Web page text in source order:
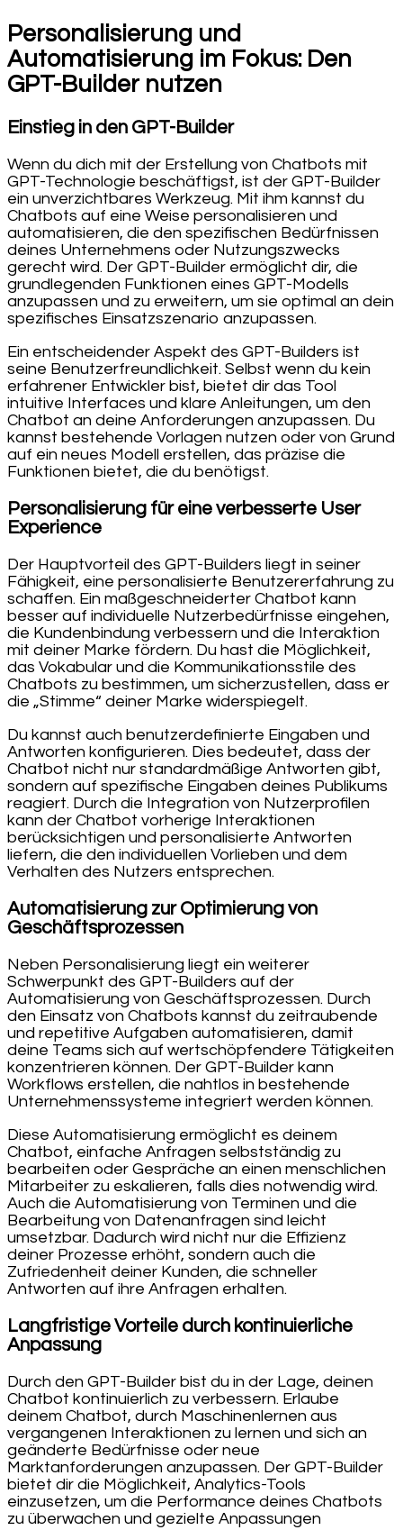
Personalisierung und
Automatisierung im Fokus: Den
GPT-Builder nutzen
Einstieg in den GPT-Builder
Wenn du dich mit der Erstellung von Chatbots mit
GPT-Technologie beschäftigst, ist der GPT-Builder
ein unverzichtbares Werkzeug. Mit ihm kannst du
Chatbots auf eine Weise personalisieren und
automatisieren, die den spezifischen Bedürfnissen
deines Unternehmens oder Nutzungszwecks
gerecht wird. Der GPT-Builder ermöglicht dir, die
grundlegenden Funktionen eines GPT-Modells
anzupassen und zu erweitern, um sie optimal an dein
spezifisches Einsatzszenario anzupassen.
Ein entscheidender Aspekt des GPT-Builders ist
seine Benutzerfreundlichkeit. Selbst wenn du kein
erfahrener Entwickler bist, bietet dir das Tool
intuitive Interfaces und klare Anleitungen, um den
Chatbot an deine Anforderungen anzupassen. Du
kannst bestehende Vorlagen nutzen oder von Grund
auf ein neues Modell erstellen, das präzise die
Funktionen bietet, die du benötigst.
Personalisierung für eine verbesserte User
Experience
Der Hauptvorteil des GPT-Builders liegt in seiner
Fähigkeit, eine personalisierte Benutzererfahrung zu
schaffen. Ein maßgeschneiderter Chatbot kann
besser auf individuelle Nutzerbedürfnisse eingehen,
die Kundenbindung verbessern und die Interaktion
mit deiner Marke fördern. Du hast die Möglichkeit,
das Vokabular und die Kommunikationsstile des
Chatbots zu bestimmen, um sicherzustellen, dass er
die „Stimme“ deiner Marke widerspiegelt.
Du kannst auch benutzerdefinierte Eingaben und
Antworten konfigurieren. Dies bedeutet, dass der
Chatbot nicht nur standardmäßige Antworten gibt,
sondern auf spezifische Eingaben deines Publikums
reagiert. Durch die Integration von Nutzerprofilen
kann der Chatbot vorherige Interaktionen
berücksichtigen und personalisierte Antworten
liefern, die den individuellen Vorlieben und dem
Verhalten des Nutzers entsprechen.
Automatisierung zur Optimierung von
Geschäftsprozessen
Neben Personalisierung liegt ein weiterer
Schwerpunkt des GPT-Builders auf der
Automatisierung von Geschäftsprozessen. Durch
den Einsatz von Chatbots kannst du zeitraubende
und repetitive Aufgaben automatisieren, damit
deine Teams sich auf wertschöpfendere Tätigkeiten
konzentrieren können. Der GPT-Builder kann
Workflows erstellen, die nahtlos in bestehende
Unternehmenssysteme integriert werden können.
Diese Automatisierung ermöglicht es deinem
Chatbot, einfache Anfragen selbstständig zu
bearbeiten oder Gespräche an einen menschlichen
Mitarbeiter zu eskalieren, falls dies notwendig wird.
Auch die Automatisierung von Terminen und die
Bearbeitung von Datenanfragen sind leicht
umsetzbar. Dadurch wird nicht nur die Effizienz
deiner Prozesse erhöht, sondern auch die
Zufriedenheit deiner Kunden, die schneller
Antworten auf ihre Anfragen erhalten.
Langfristige Vorteile durch kontinuierliche
Anpassung
Durch den GPT-Builder bist du in der Lage, deinen
Chatbot kontinuierlich zu verbessern. Erlaube
deinem Chatbot, durch Maschinenlernen aus
vergangenen Interaktionen zu lernen und sich an
geänderte Bedürfnisse oder neue
Marktanforderungen anzupassen. Der GPT-Builder
bietet dir die Möglichkeit, Analytics-Tools
einzusetzen, um die Performance deines Chatbots
zu überwachen und gezielte Anpassungen